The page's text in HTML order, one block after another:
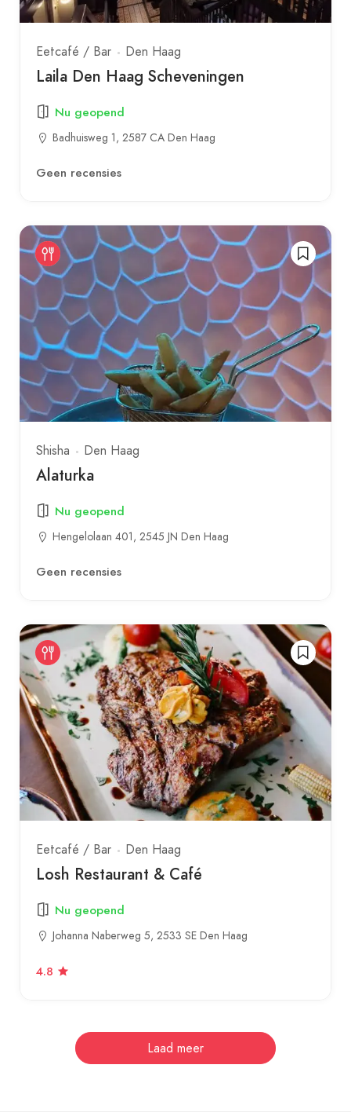
Eetcafé / Bar Den Haag
Laila Den Haag Scheveningen
Nu geopend
Badhuisweg 1, 2587 CA Den Haag
Geen recensies
Shisha Den Haag
Alaturka
Nu geopend
Hengelolaan 401, 2545 JN Den Haag
Geen recensies
Eetcafé / Bar Den Haag
Losh Restaurant & Café
Nu geopend
Johanna Naberweg 5, 2533 SE Den Haag
4.8
Laad meer